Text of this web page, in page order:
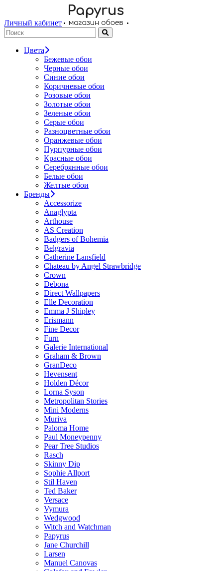
Личный кабинет
Цвета
Бежевые обои
Черные обои
Синие обои
Коричневые обои
Розовые обои
Золотые обои
Зеленые обои
Серые обои
Разноцветные обои
Оранжевые обои
Пурпурные обои
Красные обои
Серебрянные обои
Белые обои
Желтые обои
Бренды
Accessorize
Anaglypta
Arthouse
AS Creation
Badgers of Bohemia
Belgravia
Catherine Lansfield
Chateau by Angel Strawbridge
Crown
Debona
Direct Wallpapers
Elle Decoration
Emma J Shipley
Erismann
Fine Decor
Furn
Galerie International
Graham & Brown
GranDeco
Hevensent
Holden Décor
Lorna Syson
Metropolitan Stories
Mini Moderns
Muriva
Paloma Home
Paul Moneypenny
Pear Tree Studios
Rasch
Skinny Dip
Sophie Allport
Stil Haven
Ted Baker
Versace
Vymura
Wedgwood
Witch and Watchman
Papyrus
Jane Churchill
Larsen
Manuel Canovas